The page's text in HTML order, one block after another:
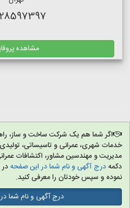
مشاهده
اگر شما هم یک شرکت ساخت و ساز،
خدمات شهری، عمرانی و تاسیساتی، تولیدی
مدیریت و مهندسین مشاور، اکتشافات
دکمهدرج آگهی و نام شما در این صفحه
نموده و سپس خودتان را معرفی کنید.
درج آگهی و نام شما